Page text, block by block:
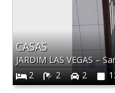
CASAS
JARDIM LAS VEGAS–
2
2 2